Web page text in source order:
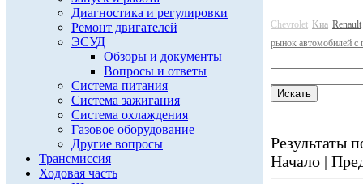
Диагностика и регулировки
Ремонт двигателей
ЭСУД
Обзоры и документы
Вопросы и ответы
Система питания
Система зажигания
Система охлаждения
Газовое оборудование
Другие вопросы
Трансмиссия
Ходовая часть
Chevrolet Kиа Renault
рынок автомобилей с
Результаты
Начало |